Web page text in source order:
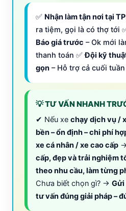
✅ Nhận làm tận nơi tại
ra tiệm, gọi là có thợ tới
Báo giá trước – Ok mới
thanh toán ✅Đội kỹ
gọn – Hỗ trợ cả cuối tuần
💡 TƯ VẤN NHANH
✔ Nếu xe chạy dịch vụ /
bền – ổn định – chi phí
xe cá nhân / xe cao cấp
cấp, đẹp và trải nghiệm
theo nhu cầu, làm từng
Chưa biết chọn gì? → Gửi
tư vấn đúng giải pháp –